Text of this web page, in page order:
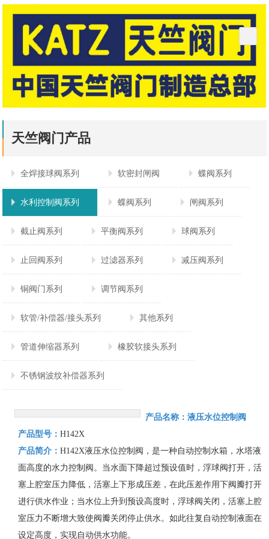
天竺阀门产品
全焊接球阀系列 软密封闸阀 蝶阀系列
水利控制阀系列 蝶阀系列 闸阀系列
截止阀系列 平衡阀系列 球阀系列
止回阀系列 过滤器系列 减压阀系列
铜阀门系列 调节阀系列
软管/补偿器/接头系列 其他系列
管道伸缩器系列 橡胶软接头系列
不锈钢波纹补偿器系列
产品名称：液压水位控制阀
产品型号：H142X
产品简介：H142X液压水位控制阀，是一种自动控制水箱，水塔液
面高度的水力控制阀。当水面下降超过预设值时，浮球阀打开，活
塞上腔室压力降低，活塞上下形成压差，在此压差作用下阀瓣打开
进行供水作业；当水位上升到预设高度时，浮球阀关闭，活塞上腔
室压力不断增大致使阀瓣关闭停止供水。如此往复自动控制液面在
设定高度，实现自动供水功能。